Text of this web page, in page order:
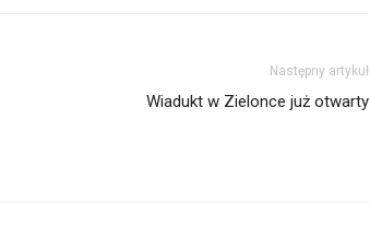
Następny artykuł
Wiadukt w Zielonce już otwarty